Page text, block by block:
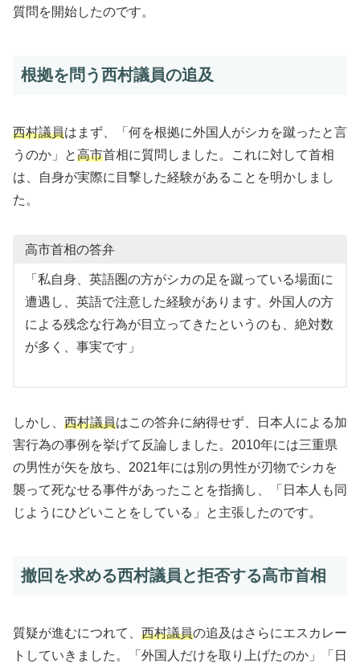
質問を開始したのです。
根拠を問う西村議員の追及
西村議員はまず、「何を根拠に外国人がシカを蹴ったと言
うのか」と高市首相に質問しました。これに対して首相
は、自身が実際に目撃した経験があることを明かしまし
た。
高市首相の答弁
「私自身、英語圏の方がシカの足を蹴っている場面に
遭遇し、英語で注意した経験があります。外国人の方
による残念な行為が目立ってきたというのも、絶対数
が多く、事実です」
しかし、 西村議員はこの答弁に納得せず、日本人による加
害行為の事例を挙げて反論しました。2010年には三重県
の男性が矢を放ち、2021年には別の男性が刃物でシカを
襲って死なせる事件があったことを指摘し、「日本人も同
じようにひどいことをしている」と主張したのです。
撤回を求める西村議員と拒否する高市首相
質疑が進むにつれて、 西村議員の追及はさらにエスカレー
トしていきました。「外国人だけを取り上げたのか」「日